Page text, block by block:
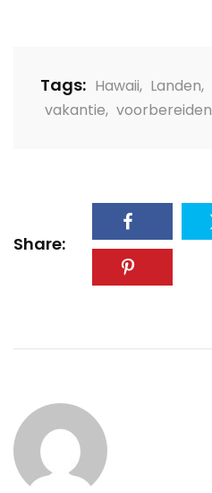
Tags: Hawaii, Landen,
vakantie, voorbereiden
Share: